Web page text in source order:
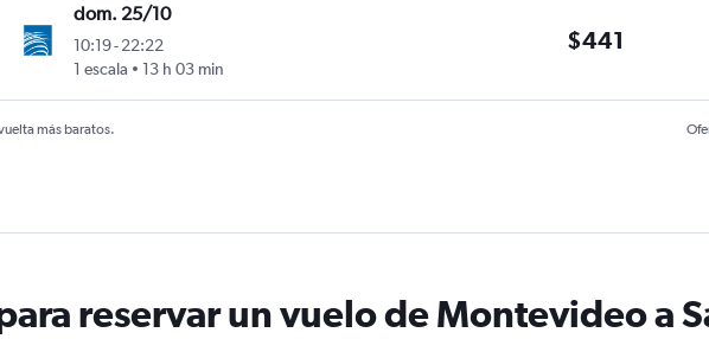
dom. 25/10
10:19-22:22
1 escala
13 h 03 min
$441
más baratos.
reservar un vuelo de Montevideo a